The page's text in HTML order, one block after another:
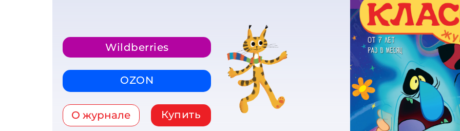
Wildberries
OZON
О журнале Купить